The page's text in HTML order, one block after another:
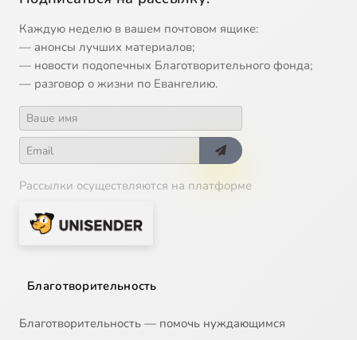
Каждую неделю в вашем почтовом ящике:
— анонсы лучших материалов;
— новости подопечных Благотворительного фонда;
— разговор о жизни по Евангелию.
Рассылки осуществляются на платформе
Благотворительность
Благотворительность — помочь нуждающимся